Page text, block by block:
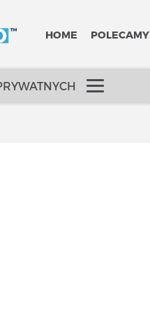
HOME POLECAMY